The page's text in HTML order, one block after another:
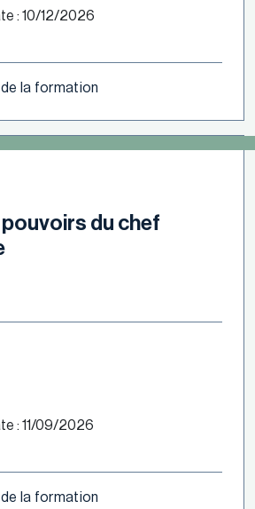
: 10/12/2026
la formation
pouvoirs du chef
: 11/09/2026
la formation